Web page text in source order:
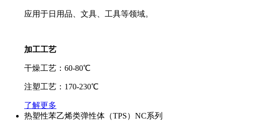
应用于日用品、文具、工具等领域。
加工工艺
干燥工艺：60-80℃
注塑工艺：170-230℃
了解更多
热塑性苯乙烯类弹性体（TPS）NC系列